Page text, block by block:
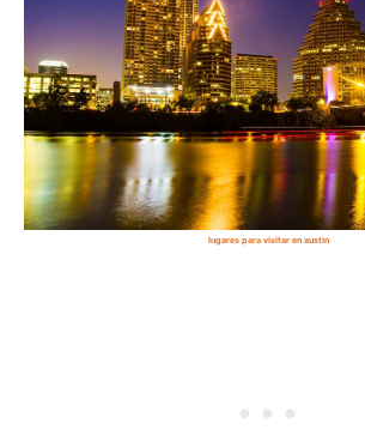
lugares para visitar en austin